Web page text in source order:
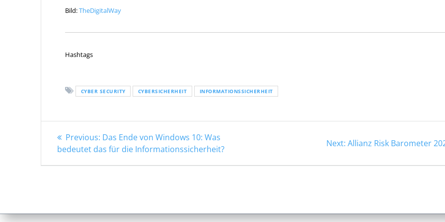
Bild:TheDigitalWay
Hashtags
CYBER SECURITY CYBERSICHERHEIT INFORMATIONSSICHERHEIT
Previous: Previous
post:
Das Ende von Windows 10: Was
bedeutet das für die Informationssicherheit?
Next: Next
Allianz Risk Barometer